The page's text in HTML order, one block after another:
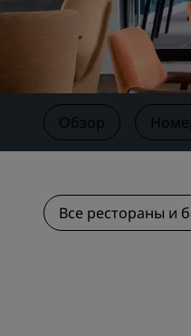
Аффилированные
Обзор
Все рестораны и